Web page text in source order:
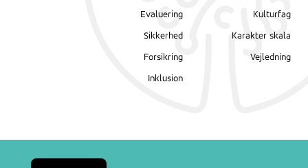
Evaluering
Sikkerhed
Forsikring
Inklusion
Kulturfag
Karakter skala
Vejledning